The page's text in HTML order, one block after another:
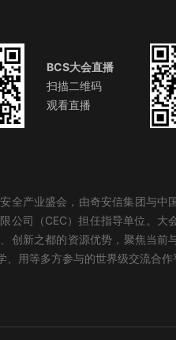
BCS大会直播
扫描二维码
观看直播
全产业盛会，由奇安信集团与中
司（CEC）担任指导单位。大
创新之都的资源优势，聚焦当前
用等多方参与的世界级交流合作